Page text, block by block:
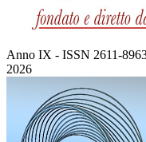
Anno IX - ISSN 2611-
2026